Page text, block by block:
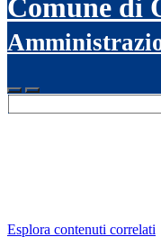
Comune di
Esplora contenuti correlati